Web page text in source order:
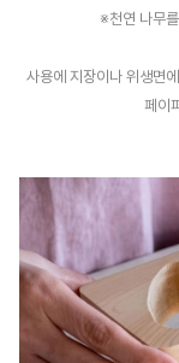
※천연 나무
사용에 지장이나 위생면
페이